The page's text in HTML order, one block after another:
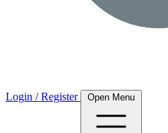
Login / Register Open Menu